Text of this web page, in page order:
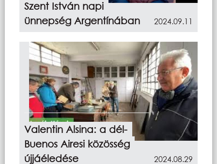
Szent István napi
ünnepség Argentínában
2024.09.11
Valentin Alsina: a dél-
Buenos Airesi közösség
újjáéledése
2024.08.29